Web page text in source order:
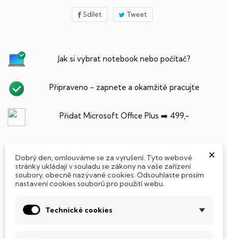
Sdílet Tweet
Jak si vybrat notebook nebo počítač?
Připraveno - zapnete a okamžitě pracujte
Přidat Microsoft Office Plus ➡️ 499,-
POPIS PARAMETRY PRODUKTU
×
Dobrý den, omlouváme se za vyrušení. Tyto webové
stránky ukládají v souladu se zákony na vaše zařízení
soubory, obecně nazývané cookies. Odsouhlaste prosím
nastavení cookies souborů pro použití webu.
Technické cookies